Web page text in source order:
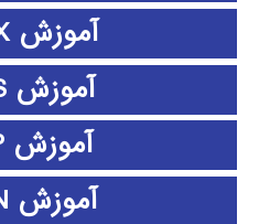
آموزش CPLEX
آموزش EDIUS
آموزش EMTP
آموزش ePLAN